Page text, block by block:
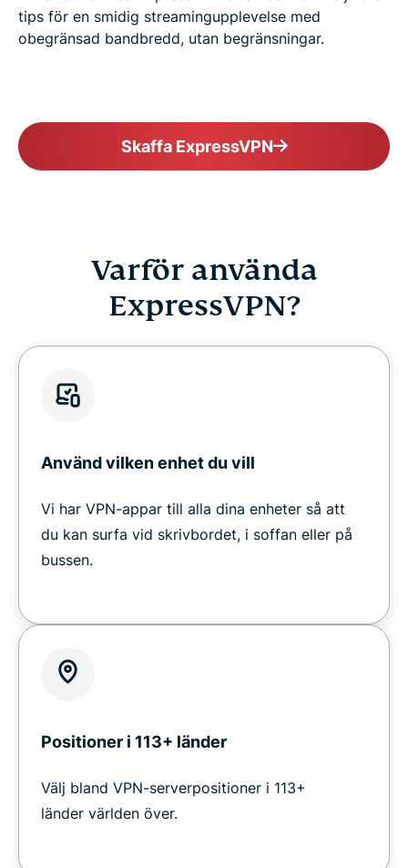
tips för en smidig streamingupplevelse med
obegränsad bandbredd, utan begränsningar.
Skaffa ExpressVPN
Varför använda
ExpressVPN?
Använd vilken enhet du vill
Vi har VPN-appar till alla dina enheter så att
du kan surfa vid skrivbordet, i soffan eller på
bussen.
Positioner i 113+ länder
Välj bland VPN-serverpositioner i 113+
länder världen över.